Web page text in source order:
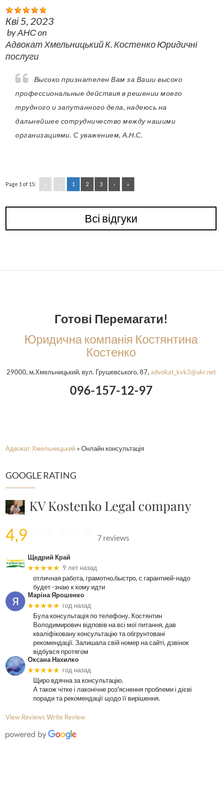
Кві 5, 2023
byАНСon
Адвокат Хмельницький К. Костенко Юридичні
послуги
Высоко признателен Вам за Ваши высоко
профессиональные действия в решении моего
трудного и запутанного дела, надеюсь на
дальнейшее сотрудничество между нашими
организациями. С уважением, А.Н.С.
Page 1 of 15: « ‹ 1 2 3 › »
Всі відгуки
Готові Перемагати!
Юридична компанія Костянтина
Костенко
29000, м.Хмельницький, вул. Грушевського, 87, advokat_kvk3@ukr.net
096-157-12-97
Адвокат Хмельницький »Онлайн консультація
GOOGLE RATING
KV Kostenko Legal company
4,9 7 reviews
Щедрий Край
★★★★★ 9 лет назад
отличная работа, грамотно,быстро, с гарантией-надо
будет -знаю к кому идти
Маріна Ярошенко
★★★★★ год назад
Була консультація по телефону. Костянтин
Володимирович відповів на всі мої питання, дав
кваліфіковану консультацію та обгрунтовані
рекомендації. Залишала свій номер на сайті, дзвінок
відбувся протягом
Оксана Нахилко
★★★★★ год назад
Щиро вдячна за консультацію.
А також чітке і лаконічне роз'яснення проблеми і дієві
поради та рекомендації щодо її вирішення.
View Reviews Write Review